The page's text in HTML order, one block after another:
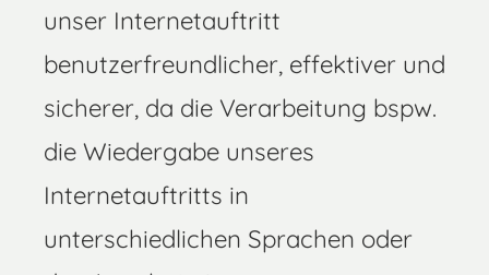
unser Internetauftritt
benutzerfreundlicher, effektiver und
sicherer, da die Verarbeitung bspw.
die Wiedergabe unseres
Internetauftritts in
unterschiedlichen Sprachen oder